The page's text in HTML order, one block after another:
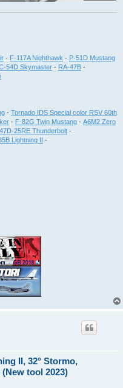
- F-117A Nighthawk - P-51D Mustang
54D Skymaster - RA-47B -
- Tornado IDS Special color RSV 60th
- F-82G Twin Mustang - A6M2 Zero
25RE Thunderbolt -
Lightning II -
II, 32° Stormo,
tool 2023)